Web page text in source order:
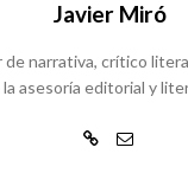
Javier Miró
narrativa, crítico
asesoría editorial y